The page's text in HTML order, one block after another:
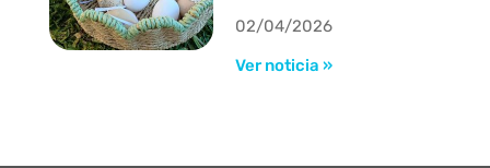
02/04/2026
Ver noticia »